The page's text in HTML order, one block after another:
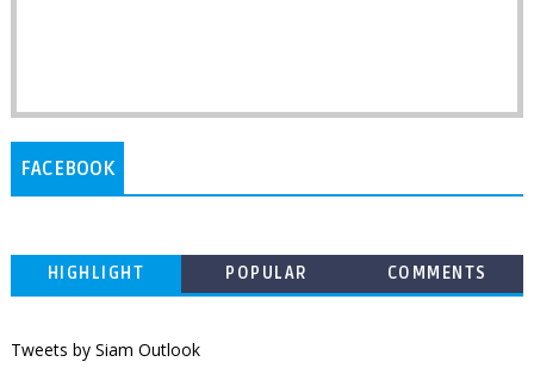
FACEBOOK
HIGHLIGHT POPULAR COMMENTS
Tweets by Siam Outlook